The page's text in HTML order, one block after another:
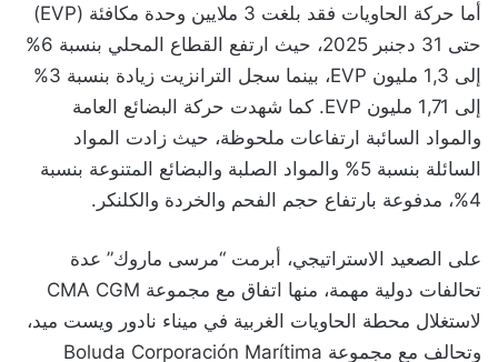
أما حركة الحاويات فقد بلغت 3 ملايين وحدة مكافئة (EVP)
حتى 31 دجنبر 2025، حيث ارتفع القطاع المحلي بنسبة 6%
إلى 1,3 مليون EVP، بينما سجل الترانزيت زيادة بنسبة 3%
إلى 1,71 مليون EVP. كما شهدت حركة البضائع العامة
والمواد السائبة ارتفاعات ملحوظة، حيث زادت المواد
السائلة بنسبة 5% والمواد الصلبة والبضائع المتنوعة بنسبة
4%، مدفوعة بارتفاع حجم الفحم والخردة والكلنكر.
على الصعيد الاستراتيجي، أبرمت “مرسى ماروك” عدة
تحالفات دولية مهمة، منها اتفاق مع مجموعة CMA CGM
لاستغلال محطة الحاويات الغربية في ميناء نادور ويست ميد،
وتحالف مع مجموعة Boluda Corporación Marítima